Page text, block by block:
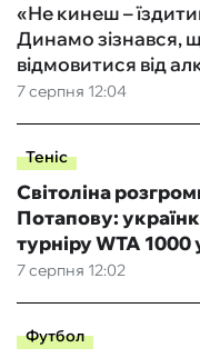
7 серпня 12:04
«Не кинеш –
Динамо зізнався,
відмовитися від
Теніс
7 серпня 12:02
Світоліна
Потапову:
турніру WTA 1000
Футбол